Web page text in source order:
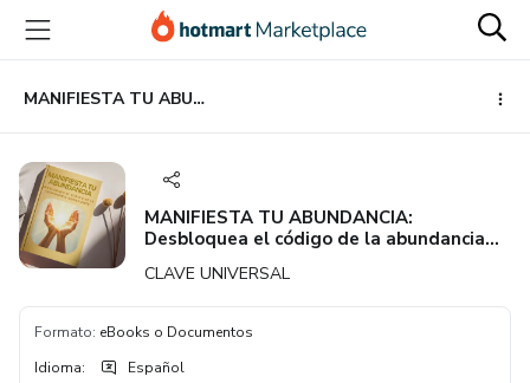
principal
página
de
página
MANIFIESTA TU ABUNDANCIA: Desbloquea el código de la abundancia consciente
MANIFIESTA TU ABUNDANCIA:
Desbloquea el código de la abundancia
CLAVE UNIVERSAL
Formato: eBooks o Documentos
Idioma: Español